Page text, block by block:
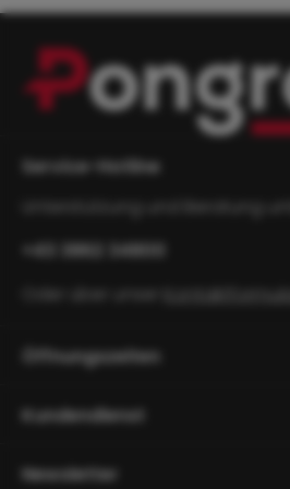
Service-Hotline
+43 3862 34800
Kontaktformular
Öffnungszeiten
Kundendienst
Newsletter